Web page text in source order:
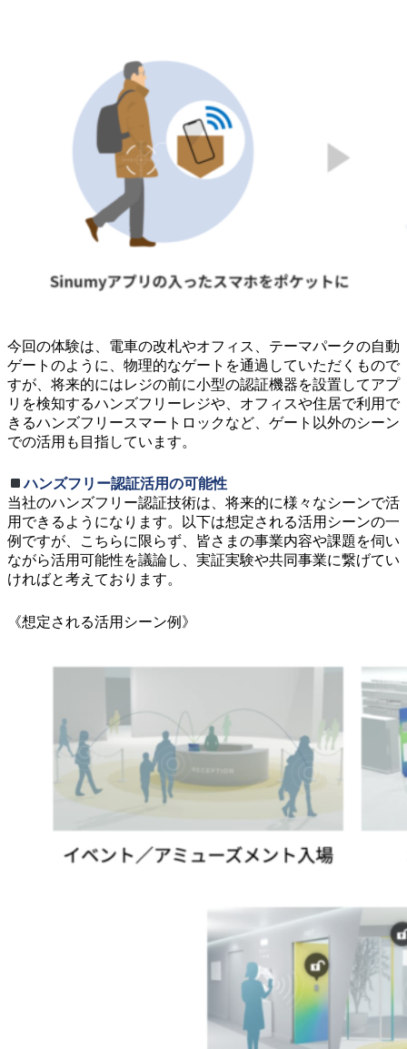
今回の体験は、電車の改札やオフィス、テーマパークの自動
ゲートのように、物理的なゲートを通過していただくもので
すが、将来的にはレジの前に小型の認証機器を設置してアプ
リを検知するハンズフリーレジや、オフィスや住居で利用で
きるハンズフリースマートロックなど、ゲート以外のシーン
での活用も目指しています。
ハンズフリー認証活用の可能性
当社のハンズフリー認証技術は、将来的に様々なシーンで活
用できるようになります。以下は想定される活用シーンの一
例ですが、こちらに限らず、皆さまの事業内容や課題を伺い
ながら活用可能性を議論し、実証実験や共同事業に繋げてい
ければと考えております。
《想定される活用シーン例》